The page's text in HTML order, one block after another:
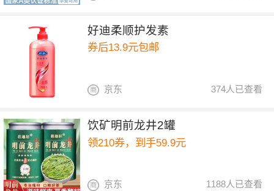
好迪柔顺护发素
券后13.9元包邮
374人已查看
京东
饮矿明前龙井2罐
领210券，到手59.9元
1188人已查看
京东